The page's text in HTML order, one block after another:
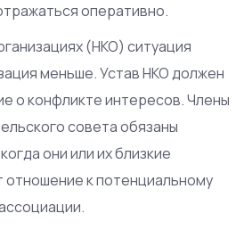
оперативно.
(НКО) ситуация
меньше. Устав НКО должен
о конфликте интересов. Члены
совета обязаны
они или их близкие
к потенциальному